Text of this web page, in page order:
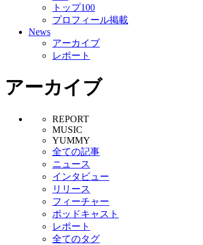
トップ100
プロフィール掲載
News
アーカイブ
レポート
アーカイブ
REPORT
MUSIC
YUMMY
全ての記事
ニュース
インタビュー
リリース
フィーチャー
ポッドキャスト
レポート
全てのタグ